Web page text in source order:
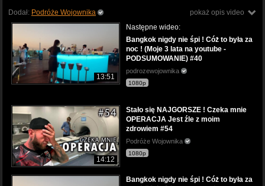
pokaż opis video
Dodał: Podróże Wojownika
13:51
Następne wideo:
Bangkok nigdy nie śpi ! Cóż to była za
noc ! (Moje 3 lata na youtube -
PODSUMOWANIE) #40
podrozewojownika
1080p
14:12
Stało się NAJGORSZE ! Czeka mnie
OPERACJA Jest źle z moim
zdrowiem #54
Podróże Wojownika
1080p
Bangkok nigdy nie śpi ! Cóż to była za